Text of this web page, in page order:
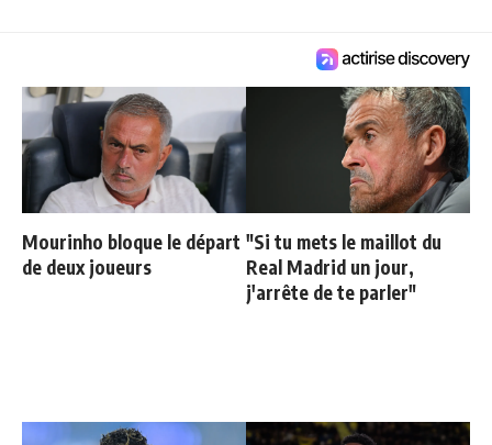
Mourinho bloque le départ
de deux joueurs
"Si tu mets le maillot du
Real Madrid un jour,
j'arrête de te parler"